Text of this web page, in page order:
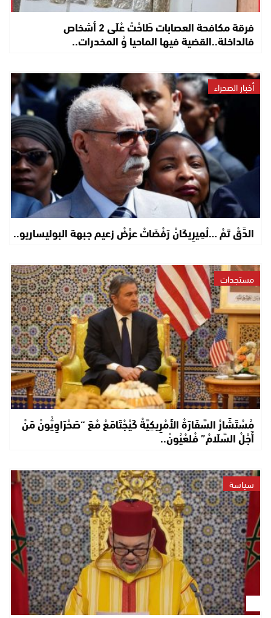
فرقة مكافحة العصابات طَاحْتْ عْلَى 2 أشخاص
فالداخلة..القضية فيها الماحيا وُ المخدرات..
أخبار الصحراء
الدَّقْ تَمْ …لْمِيرِيكَانْ رَفْضَاتْ عرْضْ زعيم جبهة البوليساريو..
مستجدات
مُسْتَشَارْ السَّفَارَةْ الأَمْرِيكِيَّةْ كَيْجْتَامَعْ مْعَ “صَحْرَاوِيُّونْ مَنْ
أَجْلْ السَّلَامْ” فْلعْيُونْ..
سياسة